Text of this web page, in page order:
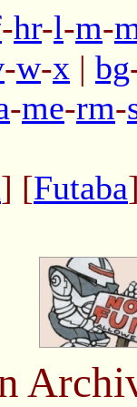
-hr-l-m-
-w-x | bg
-me-rm-
] [Futaba